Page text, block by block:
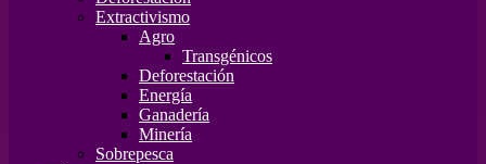
Extractivismo
Agro
Transgénicos
Deforestación
Energía
Ganadería
Minería
Sobrepesca